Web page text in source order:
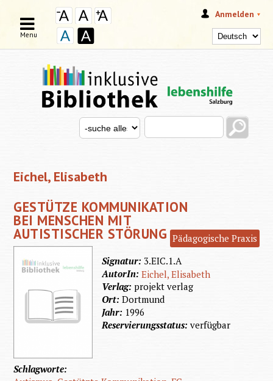
Anmelden
SUCHFORMULAR
Search this site
Search for
Menu
Eichel, Elisabeth
GESTÜTZE KOMMUNIKATION
BEI MENSCHEN MIT
AUTISTISCHER STÖRUNG Pädagogische Praxis
Signatur: 3.EIC.1.A
AutorIn:Eichel, Elisabeth
Verlag:projekt verlag
Ort:Dortmund
Jahr: 1996
Reservierungsstatus:verfügbar
Schlagworte: